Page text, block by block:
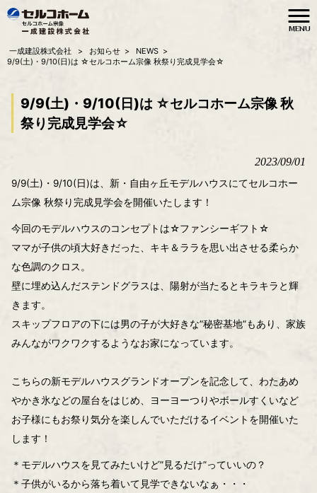
MENU
一成建設株式会社 > お知らせ > NEWS >
9/9(土)・9/10(日)は ☆セルコホーム宗像 秋祭り完成見学会☆
9/9(土)・9/10(日)は ☆セルコホーム宗像 秋
祭り完成見学会☆
2023/09/01
9/9(土)・9/10(日)は、新・自由ヶ丘モデルハウスにてセルコホー
ム宗像 秋祭り完成見学会を開催いたします！
今回のモデルハウスのコンセプトは☆ファンシーギフト☆
ママが子供の頃大好きだった、キキ＆ララを思い出させる柔らか
な色調のクロス。
壁に埋め込んだステンドグラスは、陽射が当たるとキラキラと輝
きます。
スキップフロアの下には男の子が大好きな”秘密基地”もあり、家族
みんながワクワクするようなお家になっています。
こちらの新モデルハウスグランドオープンを記念して、わたあめ
やかき氷などの屋台をはじめ、ヨーヨーつりやボールすくいなど
お子様にもお祭り気分を楽しんでいただけるイベントを開催いた
します！
＊モデルハウスを見てみたいけど”見るだけ”っていいの？
＊子供がいるから落ち着いて見学できないなぁ・・・